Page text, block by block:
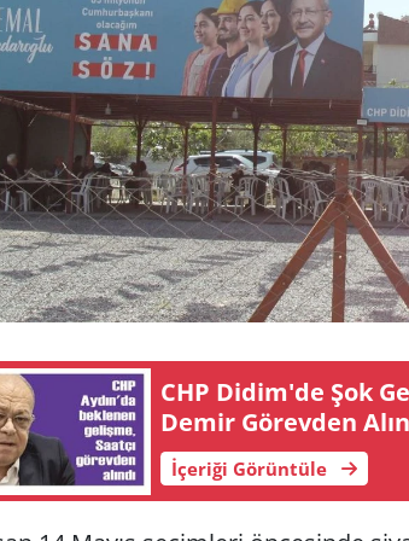
CHP Didim'de Şok
Demir Gö­rev­den
İçeriği Görüntüle